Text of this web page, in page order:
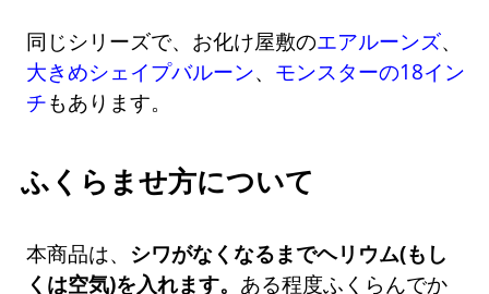
同じシリーズで、お化け屋敷のエアルーンズ、
大きめシェイプバルーン、 モンスターの18イン
チもあります。
ふくらませ方について
本商品は、 シワがなくなるまでヘリウム(もし
くは空気)を入れます。 ある程度ふくらんでか